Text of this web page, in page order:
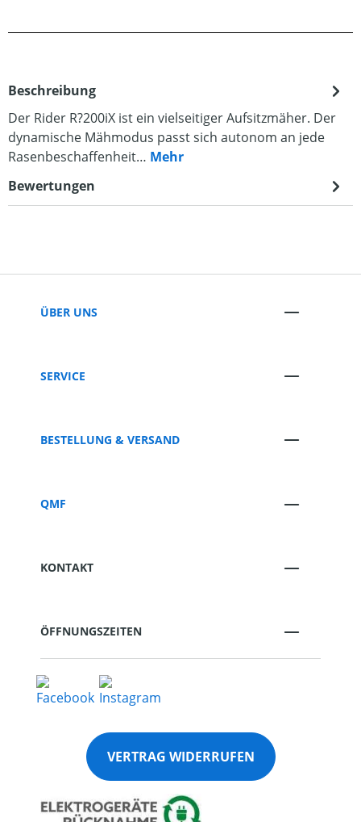
Beschreibung
Der Rider R?200iX ist ein vielseitiger Aufsitzmäher. Der
dynamische Mähmodus passt sich autonom an jede
Rasenbeschaffenheit… Mehr
Bewertungen
ÜBER UNS
SERVICE
BESTELLUNG & VERSAND
QMF
KONTAKT
ÖFFNUNGSZEITEN
VERTRAG WIDERRUFEN